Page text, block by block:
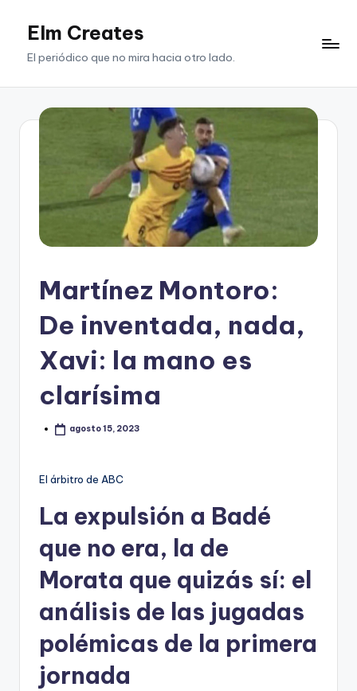
SaltarElm Creates
El periódico que no mira hacia otro lado.
Martínez Montoro:
De inventada, nada,
Xavi: la mano es
clarísima
agosto 15, 2023
El árbitro de ABC
La expulsión a Badé
que no era, la de
Morata que quizás sí: el
análisis de las jugadas
polémicas de la primera
jornada